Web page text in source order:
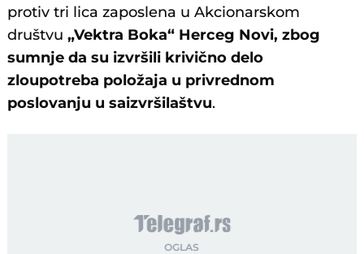
protiv tri lica zaposlena u Akcionarskom
društvu„Vektra Boka“ Herceg Novi, zbog
sumnje da su izvršili krivično delo
zloupotreba položaja u privrednom
poslovanju u saizvršilaštvu.